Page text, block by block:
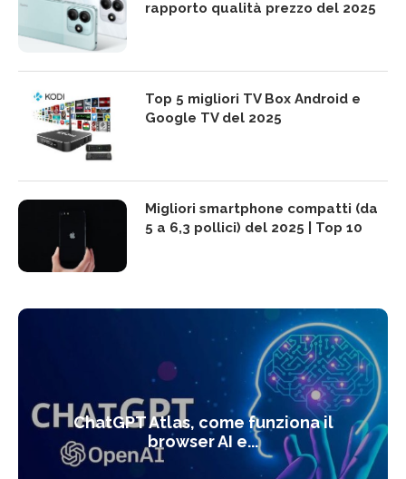
rapporto qualità prezzo del 2025
Top 5 migliori TV Box Android e
Google TV del 2025
Migliori smartphone compatti (da
5 a 6,3 pollici) del 2025 | Top 10
ChatGPT Atlas, come funziona il
browser AI e...